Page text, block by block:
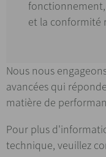
et la conformité
Nous nous
avancées qui
matière de
Pour plus
technique, veuillez